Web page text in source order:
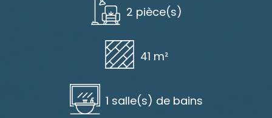
2 pièce(s)
41 m²
1 salle(s) de bains